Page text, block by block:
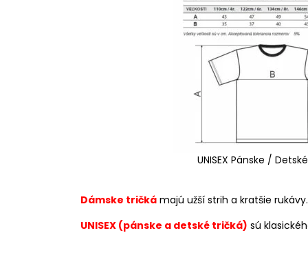
UNISEX Pánske /
Dámske tričká majú užší strih a kratšie rukávy.
UNISEX (pánske a detské tričká) sú